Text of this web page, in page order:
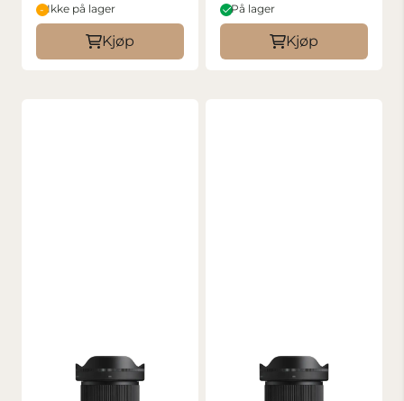
Ikke på lager
Kjøp
På lager
Kjøp